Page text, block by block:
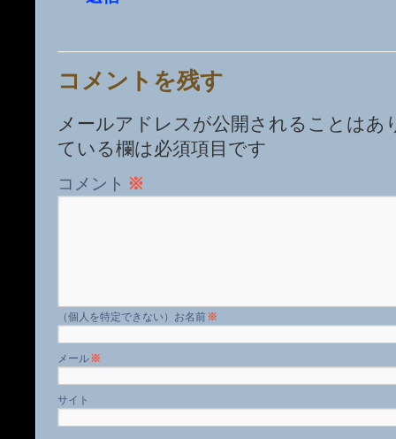
コメントを残す
メールアドレスが公開されることはあ
ている欄は必須項目です
コメント ※
名前※
メール※
サイト